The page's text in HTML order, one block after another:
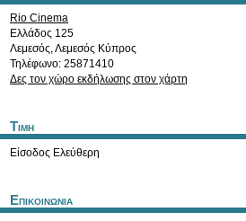
Rio Cinema
Ελλάδος 125
Λεμεσός,Λεμεσός Κύπρος
Τηλέφωνο: 25871410
Δες τον χώρο εκδήλωσης στον χάρτη
Τιμη
Είσοδος Ελεύθερη
Επικοινωνια